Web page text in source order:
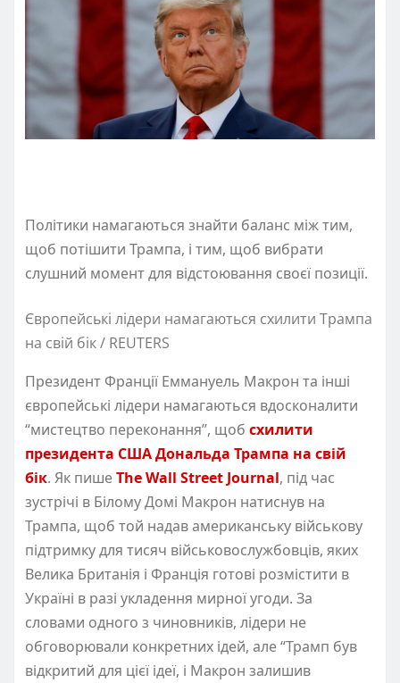
Політики намагаються знайти баланс між тим,
щоб потішити Трампа, і тим, щоб вибрати
слушний момент для відстоювання своєї позиції.
Європейські лідери намагаються схилити Трампа
на свій бік / REUTERS
Президент Франції Еммануель Макрон та інші
європейські лідери намагаються вдосконалити
“мистецтво переконання”, щоб схилити
президента США Дональда Трампа на свій
бік. Як пишеThe Wall Street Journal, під час
зустрічі в Білому Домі Макрон натиснув на
Трампа, щоб той надав американську військову
підтримку для тисяч військовослужбовців, яких
Велика Британія і Франція готові розмістити в
Україні в разі укладення мирної угоди. За
словами одного з чиновників, лідери не
обговорювали конкретних ідей, але “Трамп був
відкритий для цієї ідеї, і Макрон залишив